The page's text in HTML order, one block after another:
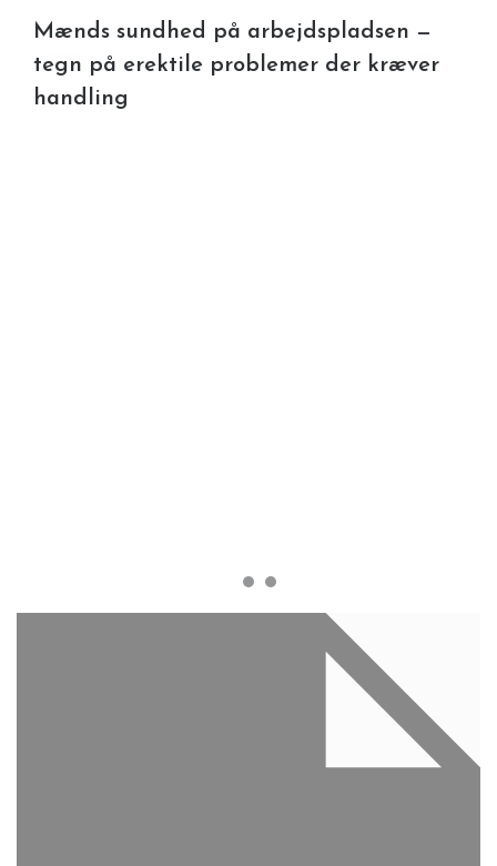
Mænds sundhed på arbejdspladsen —
tegn på erektile problemer der kræver
handling